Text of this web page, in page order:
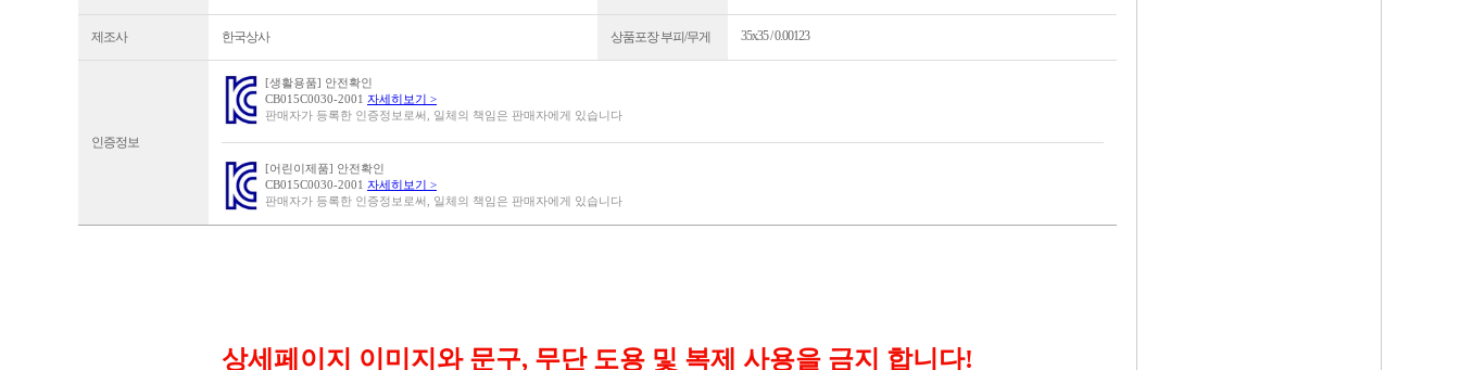
제조사 한국상사 상품포장 부피/무게 35x35 / 0.00123
인증정보
[생활용품] 안전확인
CB015C0030-2001 자세히보기 >
판매자가 등록한 인증정보로써, 일체의 책임은 판매자에게 있습니다
[어린이제품] 안전확인
CB015C0030-2001 자세히보기 >
판매자가 등록한 인증정보로써, 일체의 책임은 판매자에게 있습니다
상세페이지 이미지와 문구, 무단 도용 및 복제 사용을 금지 합니다!